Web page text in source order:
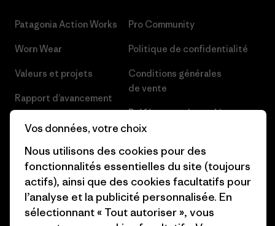
Patagonia Action Works
Worn Wear
Valeurs et projets
Rapport d’avancement
Business Unusual
Objectifs climatiques
1% For The Planet
Comment nous finançons
Pro Community
Politique de confidentialité
Conditions générales
de vente
Préférences de cookie
Presse et media
Industry program
Programme d’affiliation
Vos données, votre choix
Nous utilisons des cookies pour des
fonctionnalités essentielles du site (toujours
actifs), ainsi que des cookies facultatifs pour
l’analyse et la publicité personnalisée. En
sélectionnant « Tout autoriser », vous